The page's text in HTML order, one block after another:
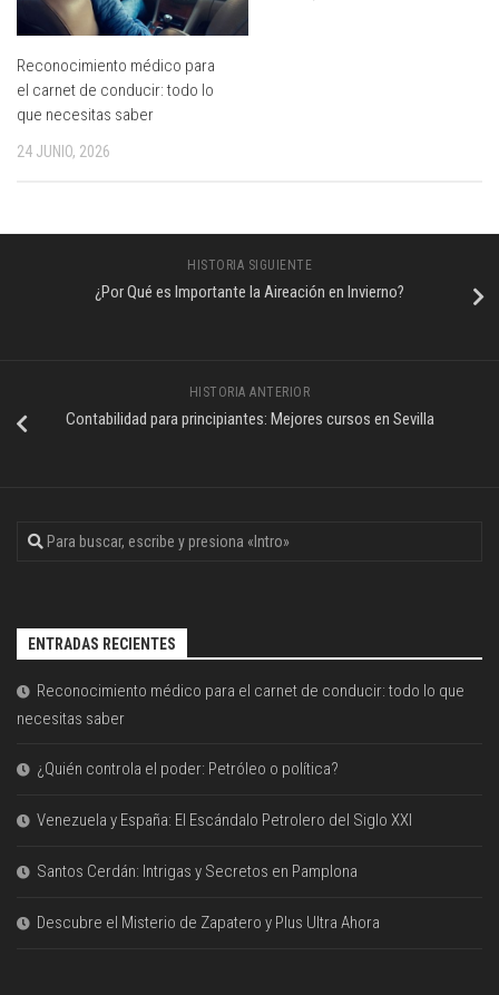
Reconocimiento médico para
el carnet de conducir: todo lo
que necesitas saber
24 JUNIO, 2026
HISTORIA SIGUIENTE
¿Por Qué es Importante la Aireación en Invierno?
HISTORIA ANTERIOR
Contabilidad para principiantes: Mejores cursos en Sevilla
ENTRADAS RECIENTES
Reconocimiento médico para el carnet de conducir: todo lo que
necesitas saber
¿Quién controla el poder: Petróleo o política?
Venezuela y España: El Escándalo Petrolero del Siglo XXI
Santos Cerdán: Intrigas y Secretos en Pamplona
Descubre el Misterio de Zapatero y Plus Ultra Ahora